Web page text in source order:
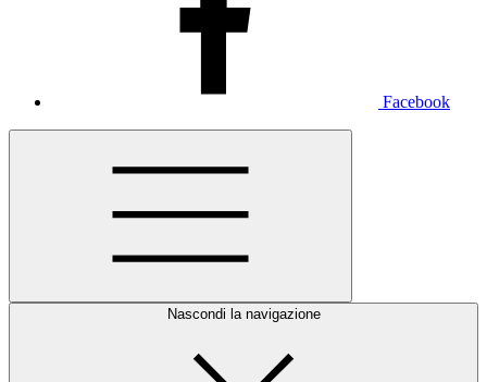
Facebook
Nascondi la navigazione